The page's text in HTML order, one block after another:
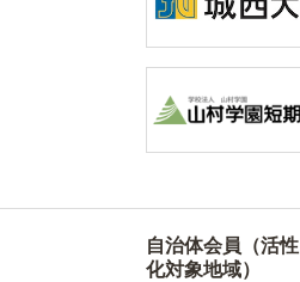
自治体会員（活性
化対象地域）